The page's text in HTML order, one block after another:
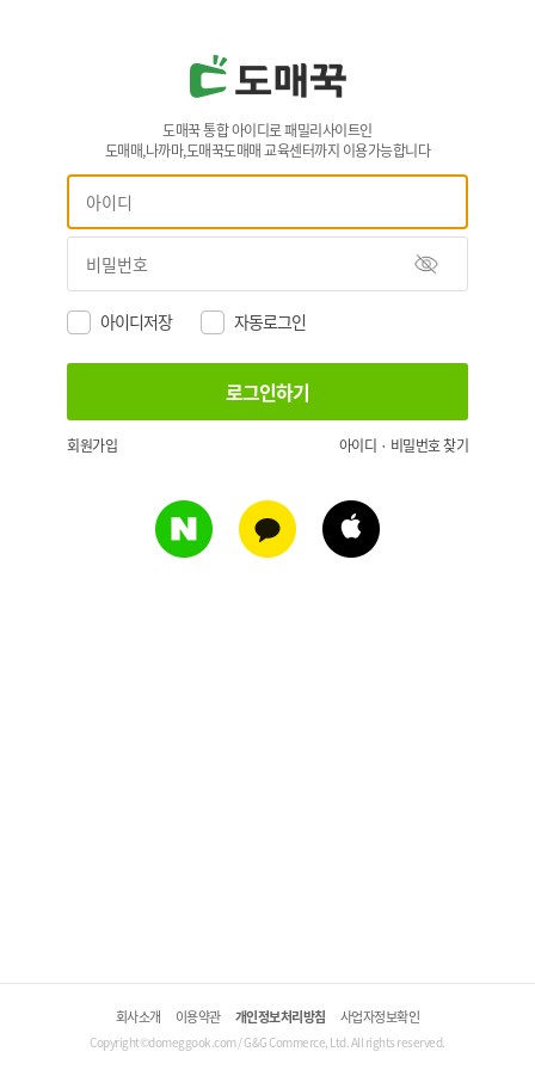
도매꾹 통합 아이디로 패밀리사이트인
도매매,나까마,도매꾹도매매 교육센터까지 이용가능합니다
아이디저장 자동로그인
회원가입 아이디 · 비밀번호 찾기
회사소개 이용약관 개인정보처리방침 사업자정보확인
Copyright©domeggook.com / G&G Commerce, Ltd. All rights reserved.